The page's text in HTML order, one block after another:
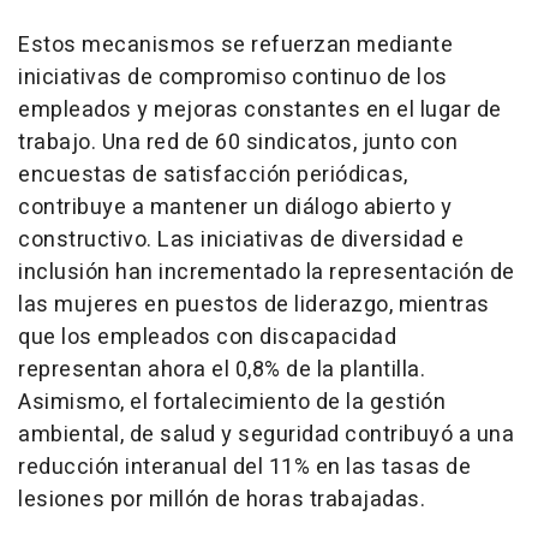
Estos mecanismos se refuerzan mediante
iniciativas de compromiso continuo de los
empleados y mejoras constantes en el lugar de
trabajo. Una red de 60 sindicatos, junto con
encuestas de satisfacción periódicas,
contribuye a mantener un diálogo abierto y
constructivo. Las iniciativas de diversidad e
inclusión han incrementado la representación de
las mujeres en puestos de liderazgo, mientras
que los empleados con discapacidad
representan ahora el 0,8% de la plantilla.
Asimismo, el fortalecimiento de la gestión
ambiental, de salud y seguridad contribuyó a una
reducción interanual del 11% en las tasas de
lesiones por millón de horas trabajadas.